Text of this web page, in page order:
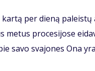
per die­ną
me­tus pro­ce­si­jo­se
sa­vo sva­jo­nes Ona